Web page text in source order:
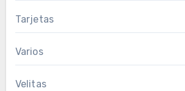
Tarjetas
Varios
Velitas